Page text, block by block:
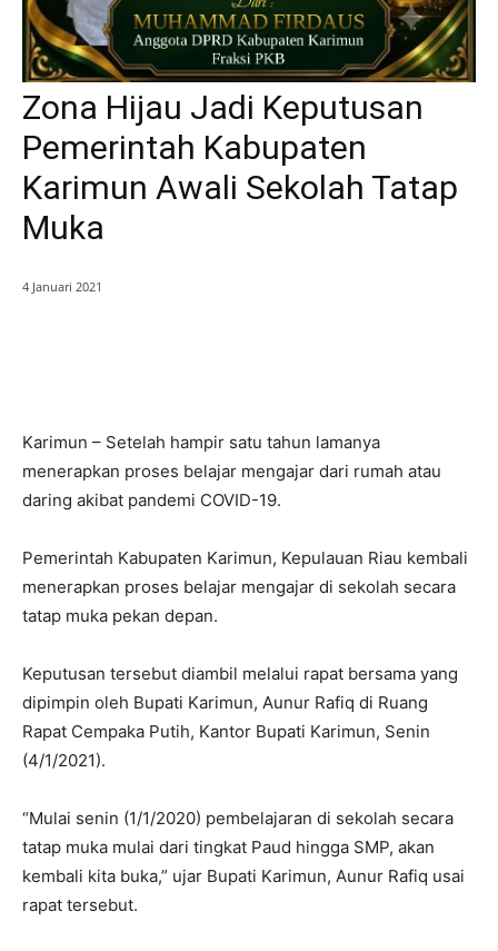
Zona Hijau Jadi Keputusan
Pemerintah Kabupaten
Karimun Awali Sekolah Tatap
Muka
4 Januari 2021
Karimun – Setelah hampir satu tahun lamanya
menerapkan proses belajar mengajar dari rumah atau
daring akibat pandemi COVID-19.
Pemerintah Kabupaten Karimun, Kepulauan Riau kembali
menerapkan proses belajar mengajar di sekolah secara
tatap muka pekan depan.
Keputusan tersebut diambil melalui rapat bersama yang
dipimpin oleh Bupati Karimun, Aunur Rafiq di Ruang
Rapat Cempaka Putih, Kantor Bupati Karimun, Senin
(4/1/2021).
“Mulai senin (1/1/2020) pembelajaran di sekolah secara
tatap muka mulai dari tingkat Paud hingga SMP, akan
kembali kita buka,” ujar Bupati Karimun, Aunur Rafiq usai
rapat tersebut.